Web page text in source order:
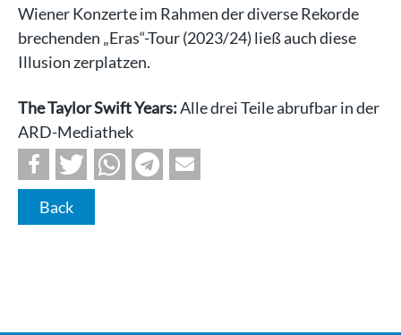
Wiener Konzerte im Rahmen der diverse Rekorde
brechenden „Eras“-Tour (2023/24) ließ auch diese
Illusion zerplatzen.
The Taylor Swift Years:Alle drei Teile abrufbar in der
ARD-Mediathek
Back